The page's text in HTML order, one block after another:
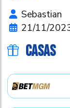
Sebastian
21/11/
CASAS